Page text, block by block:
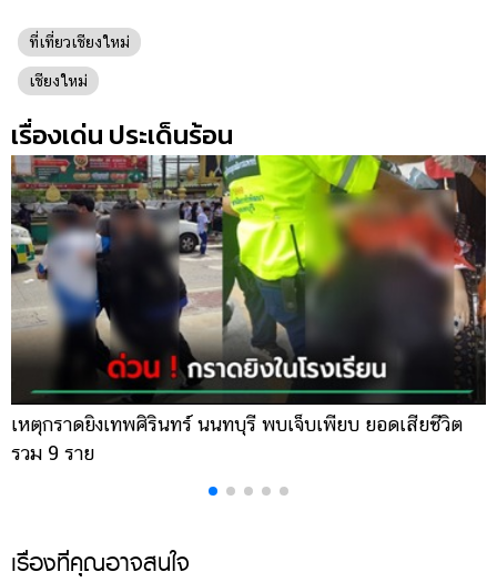
ที่เที่ยวเชียงใหม่
เชียงใหม่
เรื่องเด่น ประเด็นร้อน
เหตุกราดยิงเทพศิรินทร์ นนทบุรี พบเจ็บเพียบ ยอดเสียชีวิต
รวม 9 ราย
เรื่องที่คุณอาจสนใจ